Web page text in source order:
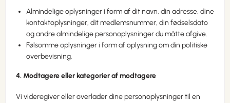
Almindelige oplysninger i form af dit navn, din adresse, dine
kontaktoplysninger, dit medlemsnummer, din fødselsdato
og andre almindelige personoplysninger du måtte afgive.
Følsomme oplysninger i form af oplysning om din politiske
overbevisning.
4. Modtagere eller kategorier af modtagere
Vi videregiver eller overlader dine personoplysninger til en